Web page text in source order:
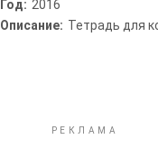
Год: 2016
Описание: Тетрадь для